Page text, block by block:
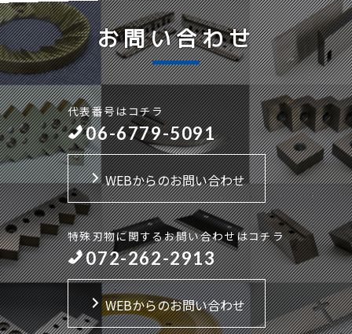
お問い合わせ
代表番号はコチラ
06-6779-5091
WEBからのお問い合わせ
特殊刃物に関するお問い合わせはコチラ
072-262-2913
WEBからのお問い合わせ